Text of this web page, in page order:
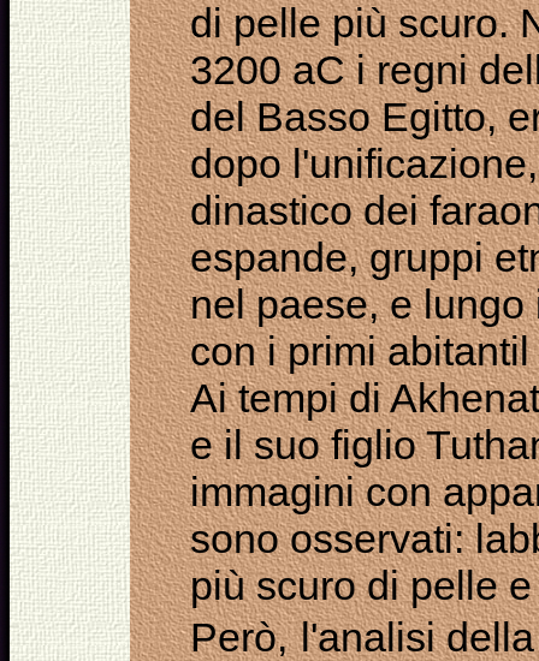
di pelle più scuro.
3200 aC i regni
del Basso Egitto,
dopo
dinastico dei
espande, gruppi
nel paese, e
con i primi
Ai tempi di
e il suo figlio
immagini con
sono osservati:
più scuro di pelle
Però, l'analisi